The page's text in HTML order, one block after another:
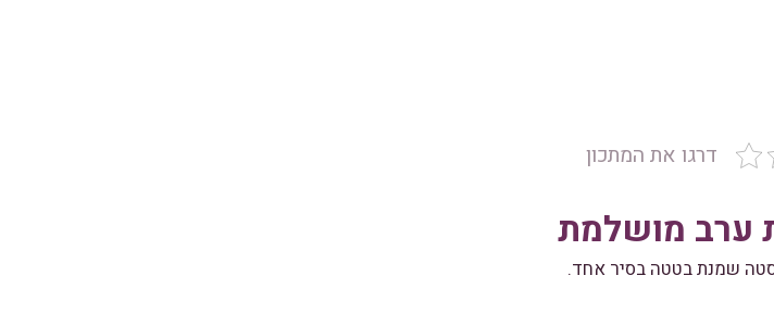
דרגו את המתכון
ערב מושלמת
שמנת בטטה בסיר אחד.